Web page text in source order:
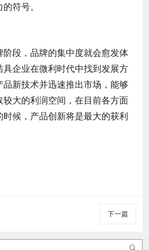
符号。
阶段，品牌的集中度就会愈发体
具企业在微利时代中找到发展方
品新技术并迅速推出市场，能够
较大的利润空间，在目前各方面
候，产品创新将是最大的获利
下一篇